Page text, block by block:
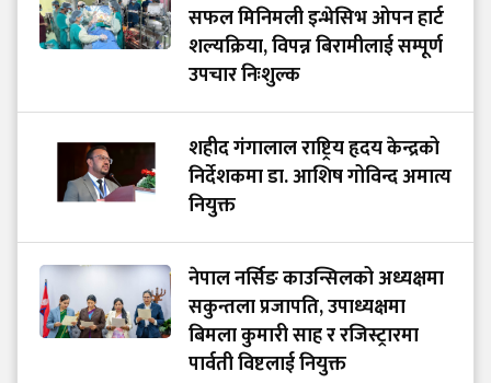
सफल मिनिमली इन्भेसिभ ओपन हार्ट
शल्यक्रिया, विपन्न बिरामीलाई सम्पूर्ण
उपचार निःशुल्क
शहीद गंगालाल राष्ट्रिय हृदय केन्द्रको
निर्देशकमा डा. आशिष गोविन्द अमात्य
नियुक्त
नेपाल नर्सिङ काउन्सिलको अध्यक्षमा
सकुन्तला प्रजापति, उपाध्यक्षमा
बिमला कुमारी साह र रजिस्ट्रारमा
पार्वती विष्टलाई नियुक्त